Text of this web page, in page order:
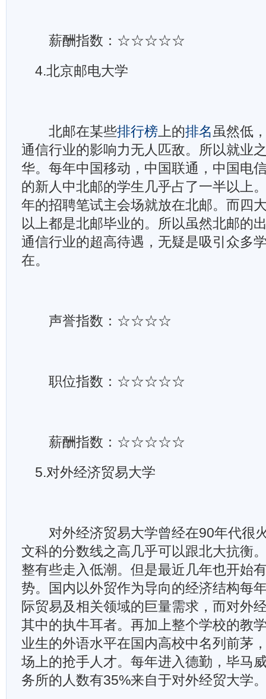
薪酬指数：☆☆☆☆☆
4.北京邮电大学
北邮在某些排行榜 上的排名虽然低
通信行业的影响力无人匹敌。所以就业
华。每年中国移动，中国联通，中国电
的新人中北邮的学生几乎占了一半以上
年的招聘笔试主会场就放在北邮。而四
以上都是北邮毕业的。所以虽然北邮的
通信行业的超高待遇，无疑是吸引众多
在。
声誉指数：☆☆☆☆
职位指数：☆☆☆☆☆
薪酬指数：☆☆☆☆☆
5.对外经济贸易大学
对外经济贸易大学曾经在90年代很
文科的分数线之高几乎可以跟北大抗衡
整有些走入低潮。但是最近几年也开始
势。国内以外贸作为导向的经济结构每
际贸易及相关领域的巨量需求，而对外
其中的执牛耳者。再加上整个学校的教
业生的外语水平在国内高校中名列前茅
场上的抢手人才。每年进入德勤，毕马
务所的人数有35%来自于对外经贸大学